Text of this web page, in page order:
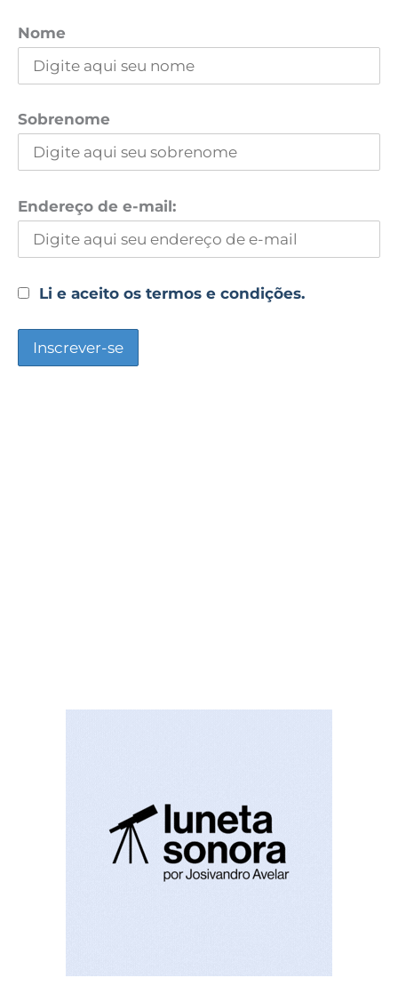
Nome
Sobrenome
Endereço de e-mail:
Li e aceito os termos e condições.